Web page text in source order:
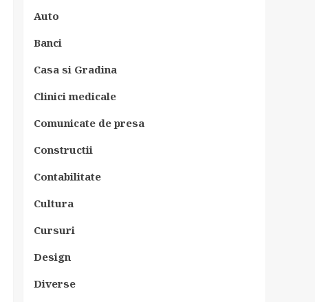
Auto
Banci
Casa si Gradina
Clinici medicale
Comunicate de presa
Constructii
Contabilitate
Cultura
Cursuri
Design
Diverse